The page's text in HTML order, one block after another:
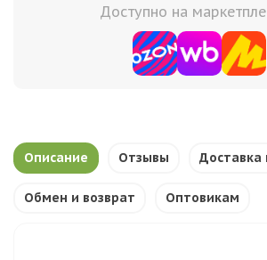
Доступно на
Описание Отзывы Доставка
Обмен и возврат Оптовикам